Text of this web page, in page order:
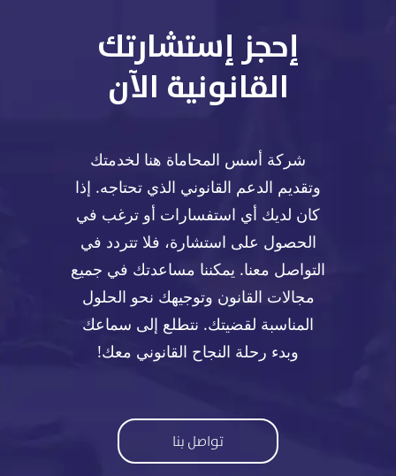
إحجز إستشارتك
القانونية الآن
شركة أسس المحاماة هنا لخدمتك
وتقديم الدعم القانوني الذي تحتاجه. إذا
كان لديك أي استفسارات أو ترغب في
الحصول على استشارة، فلا تتردد في
التواصل معنا. يمكننا مساعدتك في جميع
مجالات القانون وتوجيهك نحو الحلول
المناسبة لقضيتك. نتطلع إلى سماعك
وبدء رحلة النجاح القانوني معك!
تواصل بنا